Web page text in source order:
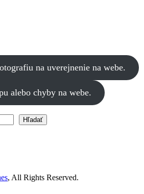
na uverejnenie na webe.
alebo chyby na webe.
Hľadať
, All Rights Reserved.